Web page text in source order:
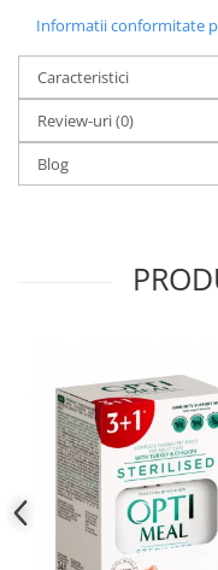
Informatii conformitate
Caracteristici
Review-uri(0)
Blog